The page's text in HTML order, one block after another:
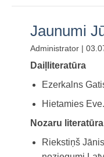
Jaunumi
Administrator |
Daiļliteratūra
Ezerkalns
Hietamies
Nozaru literatūra
Riekstiņš